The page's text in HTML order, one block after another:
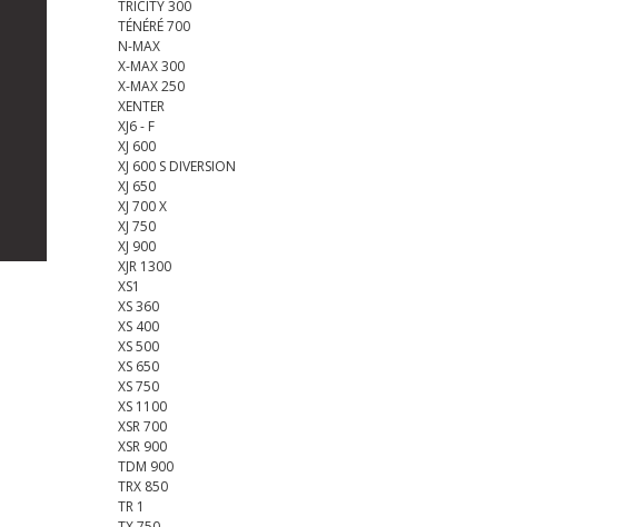
TRICITY 300
TÉNÉRÉ 700
N-MAX
X-MAX 300
X-MAX 250
XENTER
XJ6 - F
XJ 600
XJ 600 S DIVERSION
XJ 650
XJ 700 X
XJ 750
XJ 900
XJR 1300
XS1
XS 360
XS 400
XS 500
XS 650
XS 750
XS 1100
XSR 700
XSR 900
TDM 900
TRX 850
TR 1